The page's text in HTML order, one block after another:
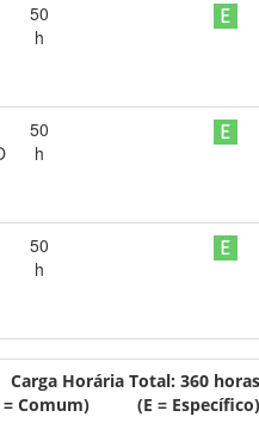
50
h
50
h
50
h
Carga Horária Total: 360 horas
= Comum) (E = Específico)